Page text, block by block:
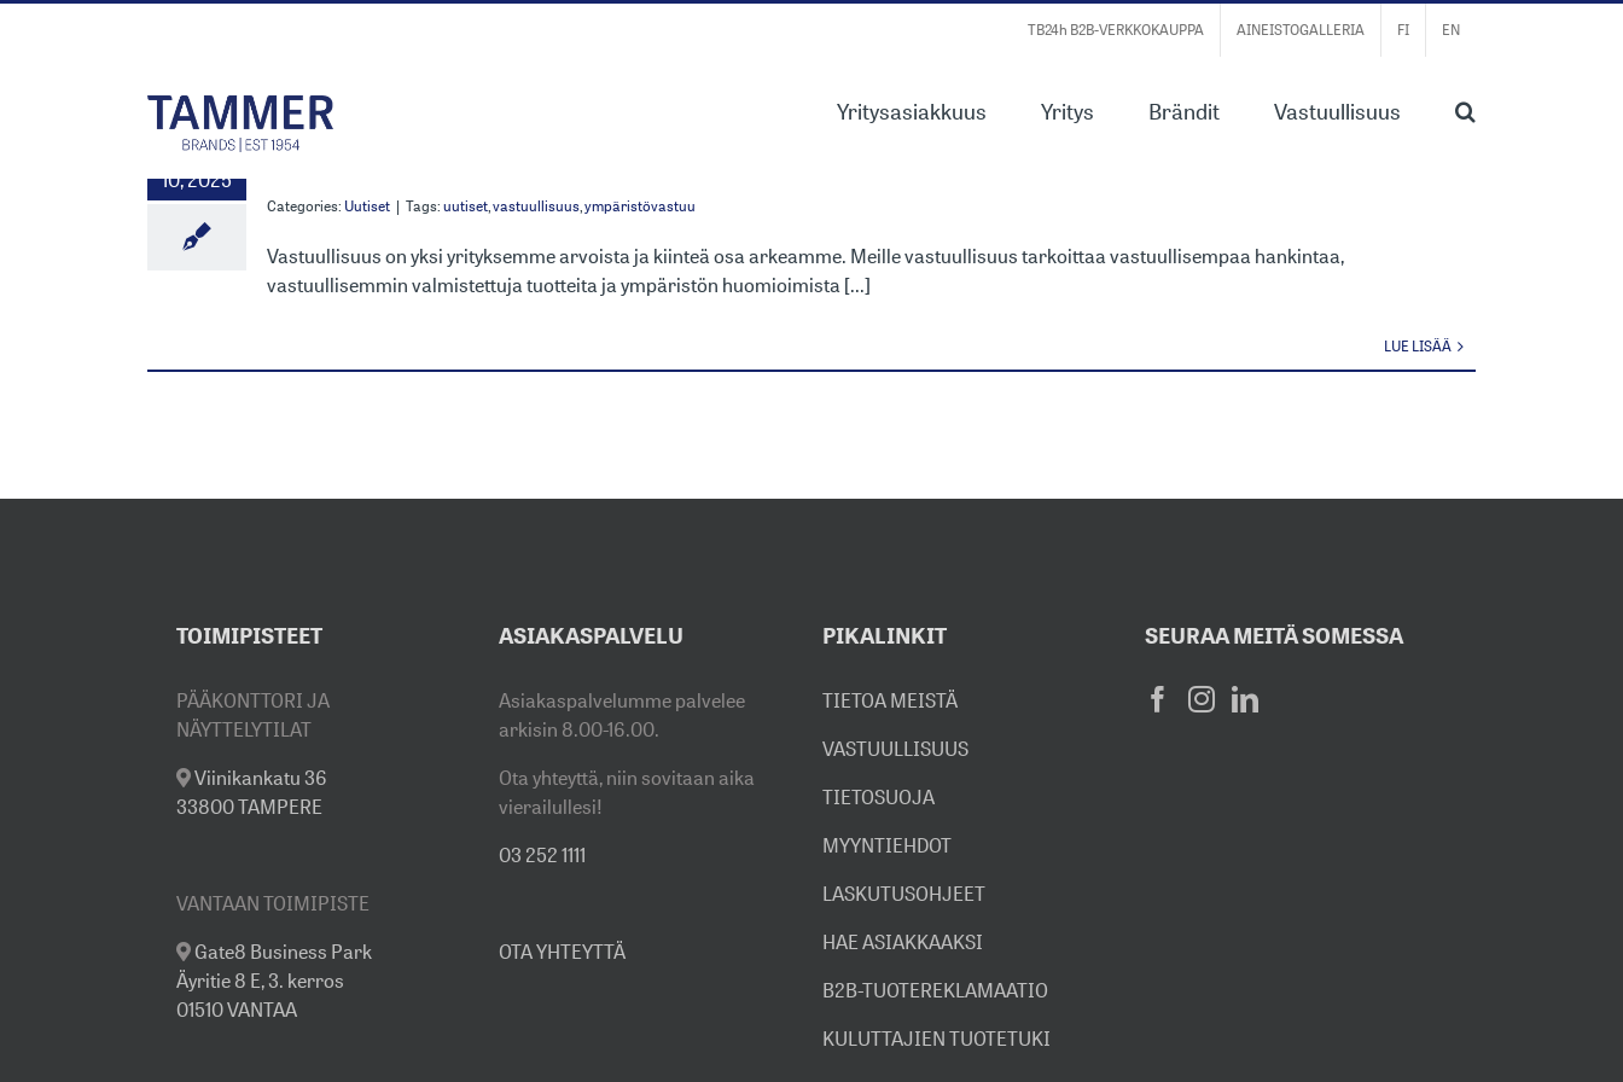
TB24h B2B-VERKKOKAUPPA AINEISTOGALLERIA FI EN
Yritysasiakkuus Yritys Brändit Vastuullisuus
30
10, 2025 VASTUULLISUUS – YKSI ARVOISTAMME
Categories: Uutiset | Tags:uutiset,vastuullisuus,ympäristövastuu
Vastuullisuus on yksi yrityksemme arvoista ja kiinteä osa arkeamme. Meille vastuullisuus tarkoittaa vastuullisempaa hankintaa,
vastuullisemmin valmistettuja tuotteita ja ympäristön huomioimista [...]
LUE LISÄÄ
TOIMIPISTEET
PÄÄKONTTORI JA
NÄYTTELYTILAT
Viinikankatu 36
33800 TAMPERE
VANTAAN TOIMIPISTE
Gate8 Business Park
Äyritie 8 E, 3. kerros
01510 VANTAA
ASIAKASPALVELU
Asiakaspalvelumme palvelee
arkisin 8.00-16.00.
Ota yhteyttä, niin sovitaan aika
vierailullesi!
03 252 1111
OTA YHTEYTTÄ
PIKALINKIT
TIETOA MEISTÄ
VASTUULLISUUS
TIETOSUOJA
MYYNTIEHDOT
LASKUTUSOHJEET
HAE ASIAKKAAKSI
B2B-TUOTEREKLAMAATIO
KULUTTAJIEN TUOTETUKI
SEURAA MEITÄ SOMESSA